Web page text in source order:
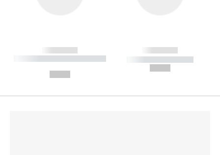
------------
----------- ----------- --------
------------
----------- -----------